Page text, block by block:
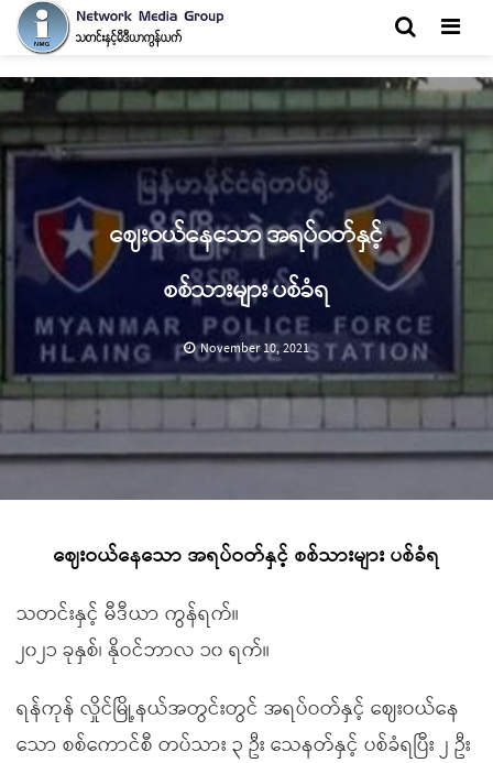
ဈေးဝယ်နေသော အရပ်ဝတ်နှင့်
စစ်သားများ ပစ်ခံရ
November 10, 2021
ဈေးဝယ်နေသော အရပ်ဝတ်နှင့် စစ်သားများ ပစ်ခံရ
သတင်းနှင့် မီဒီယာ ကွန်ရက်။
၂၀၂၁ ခုနှစ်၊ နိုဝင်ဘာလ ၁၀ ရက်။
ရန်ကုန် လှိုင်မြို့နယ်အတွင်းတွင် အရပ်ဝတ်နှင့် ဈေးဝယ်နေ
သော စစ်ကောင်စီ တပ်သား ၃ ဦး သေနတ်နှင့် ပစ်ခံရပြီး ၂ ဦး